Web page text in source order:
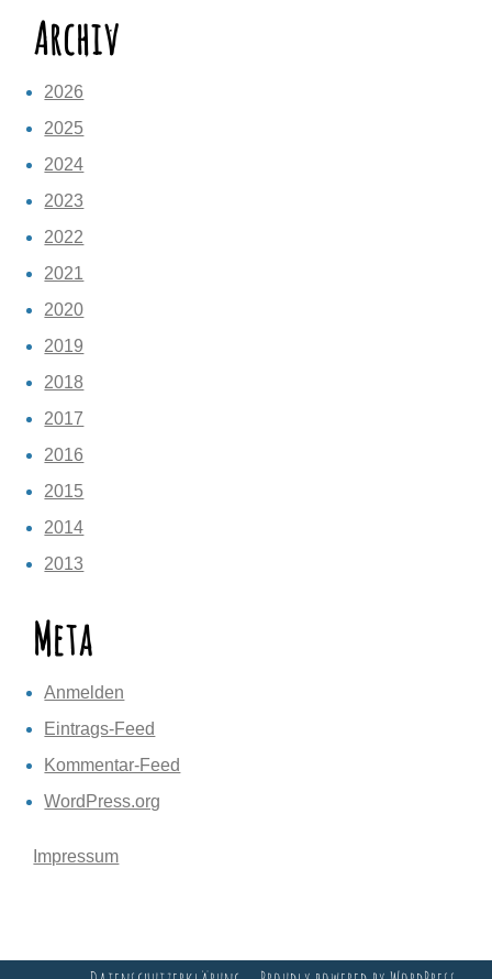
Archiv
2026
2025
2024
2023
2022
2021
2020
2019
2018
2017
2016
2015
2014
2013
Meta
Anmelden
Eintrags-Feed
Kommentar-Feed
WordPress.org
Impressum